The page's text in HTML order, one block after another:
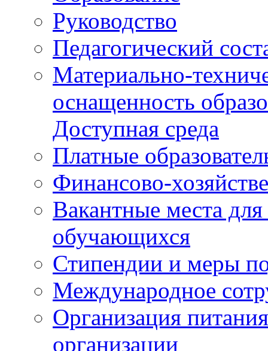
Руководство
Педагогический
Материально-
оснащенность
Доступная среда
Платные
Финансово-
Вакантные места
обучающихся
Стипендии и меры
Международное
Организация
организации